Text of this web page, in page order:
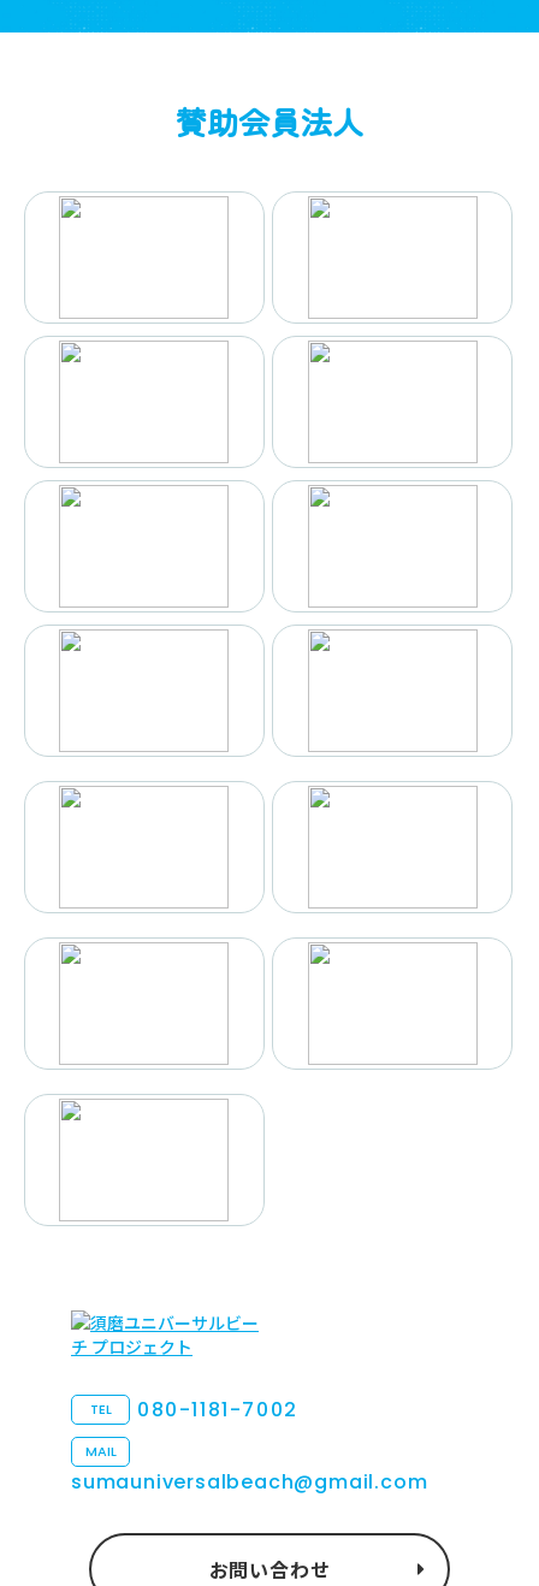
賛助会員法人
TEL 080-1181-7002
MAIL
sumauniversalbeach@gmail.com
お問い合わせ